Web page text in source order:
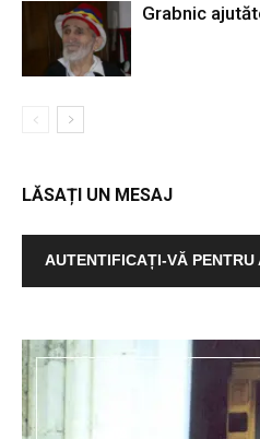
Grabnic
LĂSAȚI UN MESAJ
AUTENTIFICAȚI-VĂ PENTRU